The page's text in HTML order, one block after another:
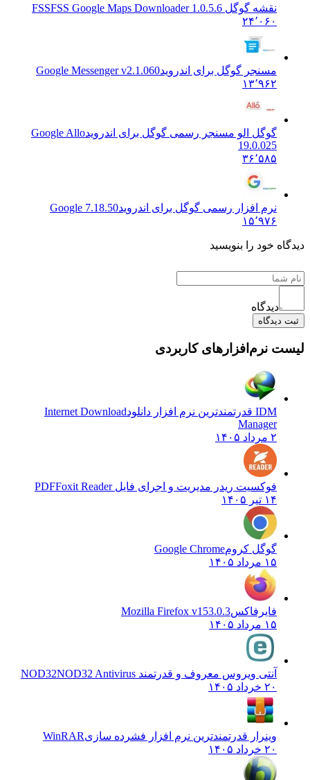
نقشه گوگل FSS FSS Google Maps Downloader 1.0.5.6
۲۴٬۰۶۰
مسنجر گوگل برای اندروید Google Messenger v2.1.060
۱۳٬۹۶۲
گوگل الو مسنجر رسمی گوگل برای اندروید Google Allo
19.0.025
۳۶٬۵۸۵
نرم افزار رسمی گوگل برای اندروید Google 7.18.50
۱۵٬۹۷۶
خود را بنویسید
نرم‌افزارهای کاربردی
Internet Download
Manager
فوکسیت ریدر مدیریت و اجرای فایل PDFFoxit Reader
گوگل کروم Google Chrome
فایرفاکس Mozilla Firefox v153.0.3
آنتی ویروس معروف و قدرتمند NOD32NOD32 Antivirus
وینرار قدرتمندترین نرم افزار فشرده سازیWinRAR